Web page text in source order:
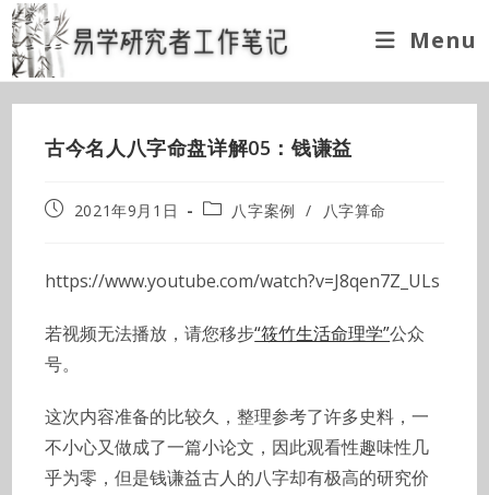
Skip
to
content
Menu
古今名人八字命盘详解05：钱谦益
Post2021年9月1日
Post八字案例 / 八字算命
https://www.youtube.com/watch?v=J8qen7Z_ULs
若视频无法播放，请您移步“筱竹生活命理学”公众
号。
这次内容准备的比较久，整理参考了许多史料，一
不小心又做成了一篇小论文，因此观看性趣味性几
乎为零，但是钱谦益古人的八字却有极高的研究价